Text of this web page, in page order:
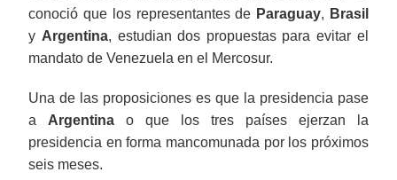
conoció que los representantes de Paraguay, Brasil
y Argentina, estudian dos propuestas para evitar el
mandato de Venezuela en el Mercosur.
Una de las proposiciones es que la presidencia pase
a Argentina o que los tres países ejerzan la
presidencia en forma mancomunada por los próximos
seis meses.